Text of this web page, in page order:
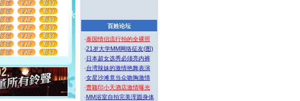
愿与你同在.圣诞快乐!
你我要充电；没有你我会
我事业，抱你是我特长，吻
年快乐
，一是今生今世和你在一
；三是三生三世和你不再分
。我转身抱住你：这猪不
。
盒伴身边，每日尽显开心
生需尽欢！听一曲轻歌，
百姓论坛
·泰国情侣流行拍的全裸照
·21岁大学MM网络征友(图)
· 日本超女选秀必须亮内裤
·台湾辣妹的激情艳舞表演
·女星沙滩竟当众吻胸激情
·曹颖印小天酒店激情曝光
· MM浴室自拍完美浑圆身体